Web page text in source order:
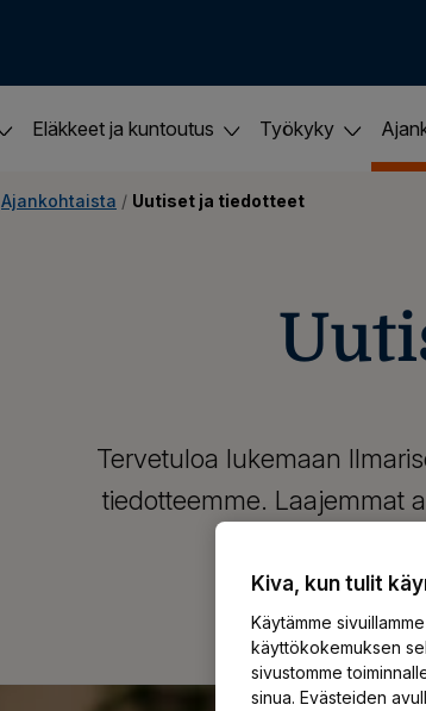
Eläkkeet ja kuntoutus Työkyky
Ajankohtaista / Uutiset ja tiedotteet
Tervetuloa lukemaan
tiedotteemme. Laajemmat
Kiva, kun tulit
Käytämme
käyttökokemuksen
sivustomme
sinua. Evästeiden